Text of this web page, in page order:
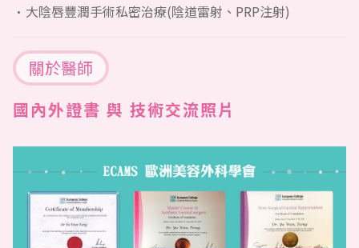
大陰唇豐潤手術私密治療(陰道雷射、PRP注射)
關於醫師
國內外證書 與 技術交流照片